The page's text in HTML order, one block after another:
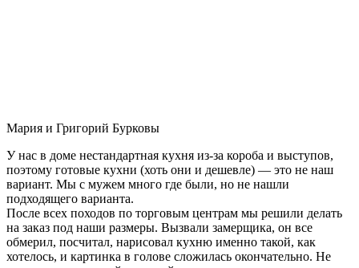
Мария и Григорий Бурковы
У нас в доме нестандартная кухня из-за короба и выступов,
поэтому готовые кухни (хоть они и дешевле) — это не наш
вариант. Мы с мужем много где были, но не нашли
подходящего варианта.
После всех походов по торговым центрам мы решили делать
на заказ под наши размеры. Вызвали замерщика, он все
обмерил, посчитал, нарисовал кухню именно такой, как
хотелось, и картинка в голове сложилась окончательно. Не